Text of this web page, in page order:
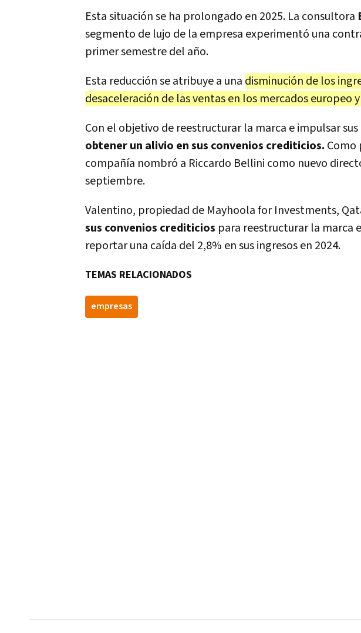
Esta situación se ha prolongado en 2025. La consultora
segmento de lujo de la empresa experimentó una
primer semestre del año.
Esta reducción se atribuye a una disminución de los
desaceleración de las ventas en los mercados europeo
Con el objetivo de reestructurar la marca e impulsar
obtener un alivio en sus convenios crediticios. Como
compañía nombró a Riccardo Bellini como nuevo
septiembre.
Valentino, propiedad de Mayhoola for Investments,
sus convenios crediticios para reestructurar la marca
reportar una caída del 2,8% en sus ingresos en 2024.
TEMAS RELACIONADOS
empresas